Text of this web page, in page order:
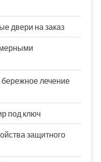
двери на заказ
бережное лечение
под ключ
защитного